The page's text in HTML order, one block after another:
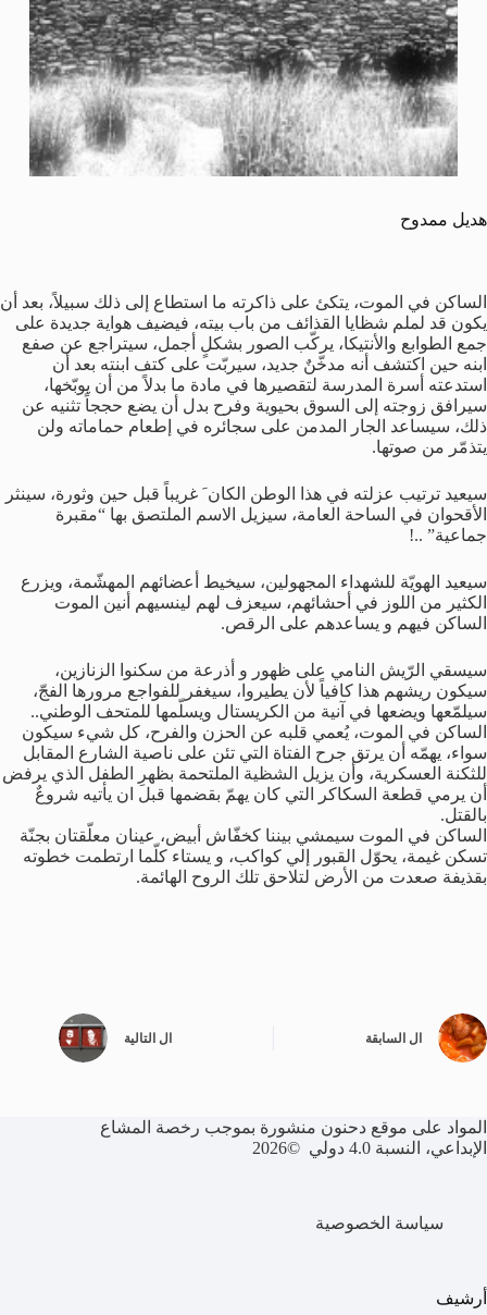
هديل ممدوح
الساكن في الموت، يتكئ على ذاكرته ما استطاع إلى ذلك سبيلاً، بعد أن
يكون قد لملم شظايا القذائف من باب بيته، فيضيف هواية جديدة على
جمع الطوابع والأنتيكا، يركّب الصور بشكلٍ أجمل، سيتراجع عن صفع
ابنه حين اكتشف أنه مدخّنٌ جديد، سيربّت على كتف ابنته بعد أن
استدعته أسرة المدرسة لتقصيرها في مادة ما بدلاً من أن يوبّخها،
سيرافق زوجته إلى السوق بحيوية وفرح بدل أن يضع حججاً تثنيه عن
ذلك، سيساعد الجار المدمن على سجائره في إطعام حماماته ولن
يتذمّر من صوتها.
سيعيد ترتيب عزلته في هذا الوطن الكان َ غريباً قبل حين وثورة، سينثر
الأقحوان في الساحة العامة، سيزيل الاسم الملتصق بها “مقبرة
جماعية” ..!
سيعيد الهويّة للشهداء المجهولين، سيخيط أعضائهم المهشّمة، ويزرع
الكثير من اللوز في أحشائهم، سيعزف لهم لينسيهم أنين الموت
الساكن فيهم و يساعدهم على الرقص.
سيسقي الرّيش النامي على ظهور و أذرعة من سكنوا الزنازين،
سيكون ريشهم هذا كافياً لأن يطيروا، سيغفر للفواجع مرورها الفجّ،
سيلمّعها ويضعها في آنية من الكريستال ويسلّمها للمتحف الوطني..
الساكن في الموت، يُعمي قلبه عن الحزن والفرح، كل شيء سيكون
سواء، يهمّه أن يرتق جرح الفتاة التي تئن على ناصية الشارع المقابل
للثكنة العسكرية، وأن يزيل الشظية الملتحمة بظهرِ الطفل الذي يرفض
أن يرمي قطعة السكاكر التي كان يهمّ بقضمها قبل ان يأتيه شروعٌ
بالقتل.
الساكن في الموت سيمشي بيننا كخفّاش أبيض، عينان معلّقتان بجنّة
تسكن غيمة، يحوّل القبور إلي كواكب، و يستاء كلّما ارتطمت خطوته
بقذيفة صعدت من الأرض لتلاحق تلك الروح الهائمة.
ال السابقة ال التالية
المواد على موقع دحنون منشورة بموجب رخصة المشاع
الإبداعي، النسبة 4.0 دولي ©2026
سياسة الخصوصية
أرشيف